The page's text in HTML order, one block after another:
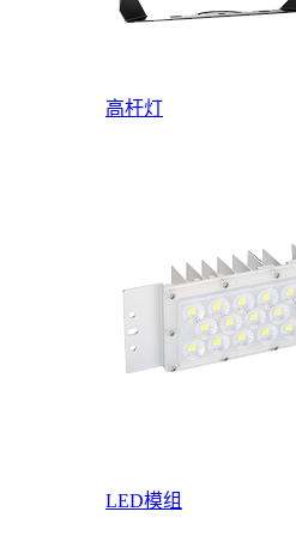
高杆灯
LED模组